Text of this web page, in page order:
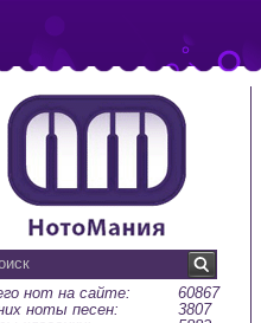
нот на сайте:
60867
ноты песен:
3807